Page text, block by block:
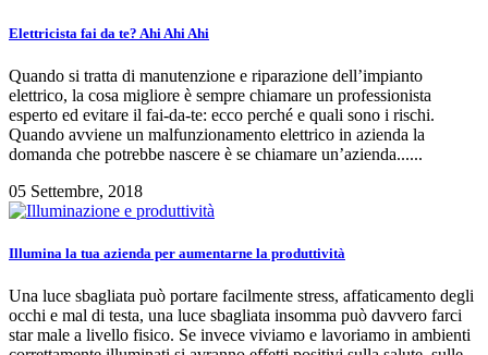
Elettricista fai da te? Ahi Ahi Ahi
Quando si tratta di manutenzione e riparazione dell’impianto
elettrico, la cosa migliore è sempre chiamare un professionista
esperto ed evitare il fai-da-te: ecco perché e quali sono i rischi.
Quando avviene un malfunzionamento elettrico in azienda la
domanda che potrebbe nascere è se chiamare un’azienda......
05 Settembre, 2018
Illumina la tua azienda per aumentarne la produttività
Una luce sbagliata può portare facilmente stress, affaticamento degli
occhi e mal di testa, una luce sbagliata insomma può davvero farci
star male a livello fisico. Se invece viviamo e lavoriamo in ambienti